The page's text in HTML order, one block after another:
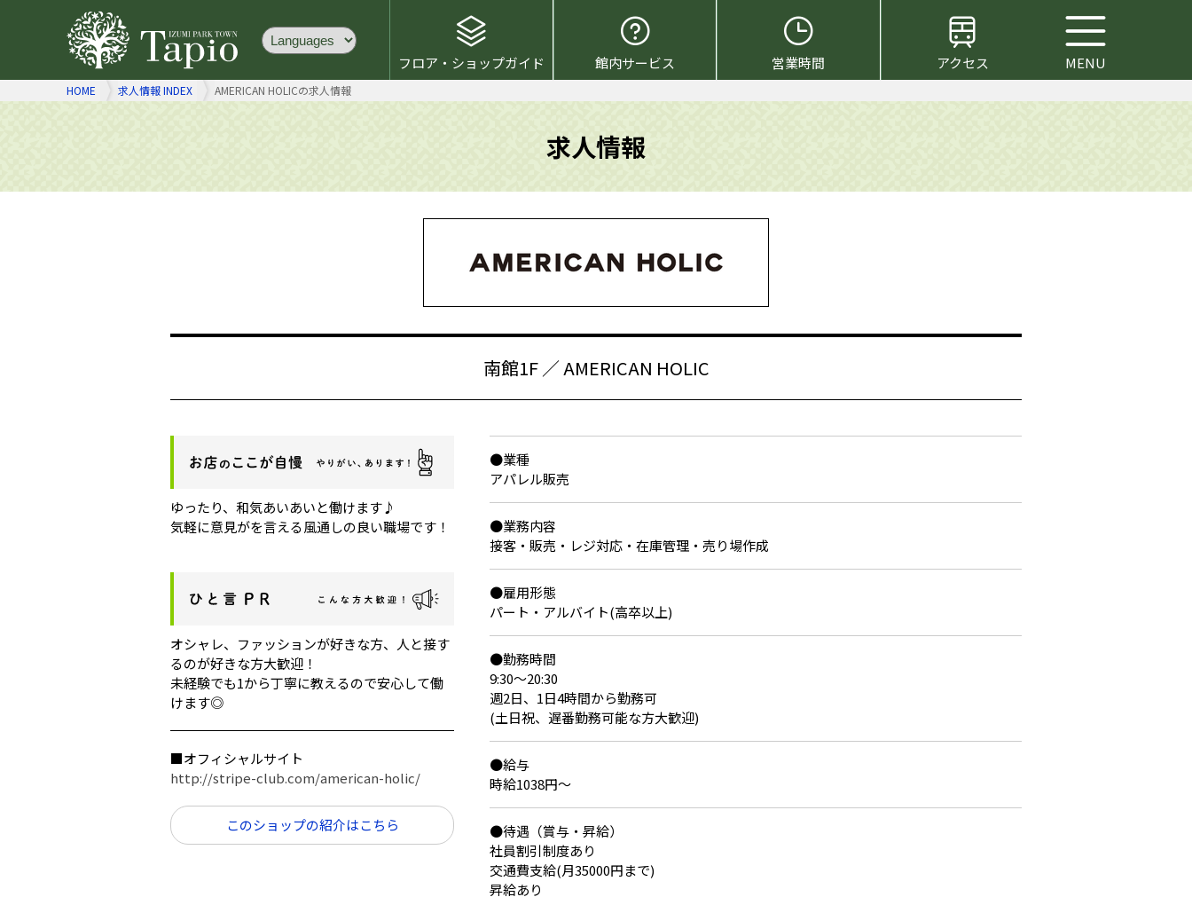
MENU
フロア・ショップガイド 館内サービス 営業時間 アクセス
HOME 求人情報 INDEX AMERICAN HOLICの求人情報
求人情報
南館1F ／ AMERICAN HOLIC
ゆったり、和気あいあいと働けます♪
気軽に意見がを言える風通しの良い職場です！
オシャレ、ファッションが好きな方、人と接す
るのが好きな方大歓迎！
未経験でも1から丁寧に教えるので安心して働
けます◎
■オフィシャルサイト
http://stripe-club.com/american-holic/
このショップの紹介はこちら
●業種
アパレル販売
●業務内容
接客・販売・レジ対応・在庫管理・売り場作成
●雇用形態
パート・アルバイト(高卒以上)
●勤務時間
9:30～20:30
週2日、1日4時間から勤務可
(土日祝、遅番勤務可能な方大歓迎)
●給与
時給1038円～
●待遇（賞与・昇給）
社員割引制度あり
交通費支給(月35000円まで)
昇給あり